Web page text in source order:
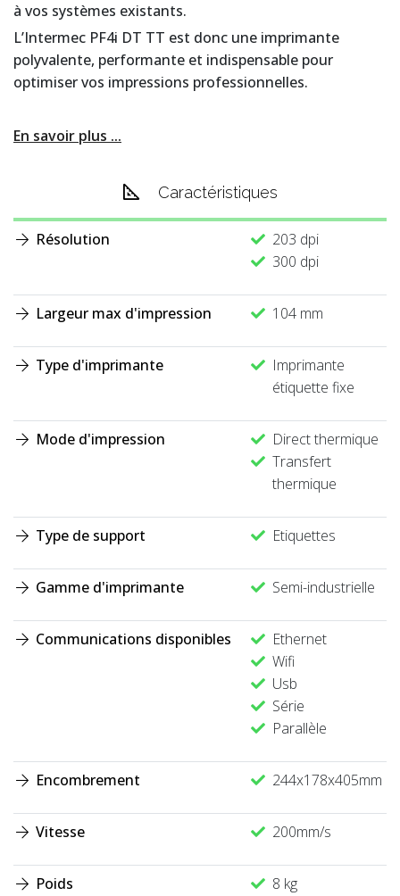
à vos systèmes existants.
L’Intermec PF4i DT TT est donc une imprimante
polyvalente, performante et indispensable pour
optimiser vos impressions professionnelles.
En savoir plus ...
Caractéristiques
Résolution
203 dpi
300 dpi
Largeur max d'impression 104 mm
Type d'imprimante
Imprimante
étiquette fixe
Mode d'impression
Direct thermique
Transfert
thermique
Type de support Etiquettes
Gamme d'imprimante Semi-industrielle
Communications disponibles
Ethernet
Wifi
Usb
Série
Parallèle
Encombrement 244x178x405mm
Vitesse 200mm/s
Poids 8 kg